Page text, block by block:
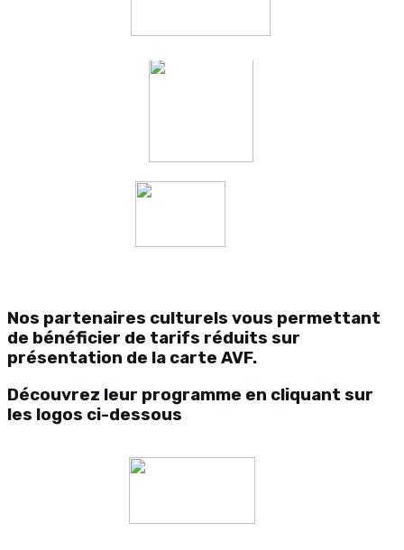
Nos partenaires culturels vous permettant
de bénéficier de tarifs réduits sur
présentation de la carte AVF.
Découvrez leur programme en cliquant sur
les logos ci-dessous